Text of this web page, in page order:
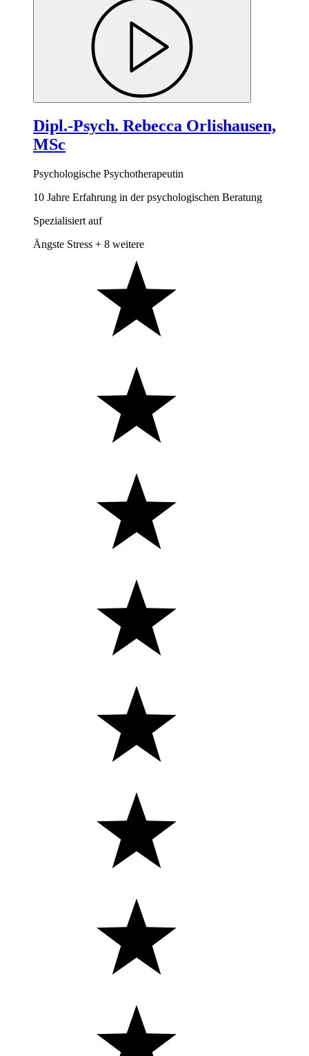
Dipl.-Psych. Rebecca Orlishausen,
MSc
Psychologische Psychotherapeutin
10 Jahre Erfahrung in der psychologischen Beratung
Spezialisiert auf
Ängste Stress + 8 weitere